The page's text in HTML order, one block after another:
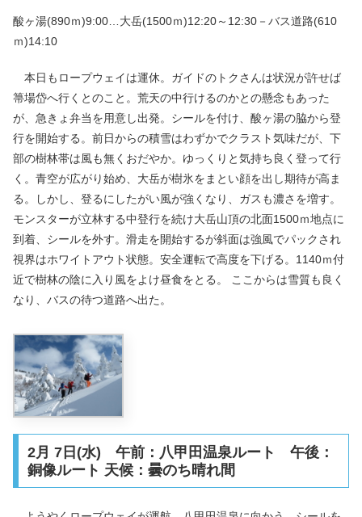
酸ヶ湯(890ｍ)9:00…大岳(1500ｍ)12:20～12:30－バス道路(610
ｍ)14:10
本日もロープウェイは運休。ガイドのトクさんは状況が許せば
箒場岱へ行くとのこと。荒天の中行けるのかとの懸念もあった
が、急きょ弁当を用意し出発。シールを付け、酸ヶ湯の脇から登
行を開始する。前日からの積雪はわずかでクラスト気味だが、下
部の樹林帯は風も無くおだやか。ゆっくりと気持ち良く登って行
く。青空が広がり始め、大岳が樹氷をまとい顔を出し期待が高ま
る。しかし、登るにしたがい風が強くなり、ガスも濃さを増す。
モンスターが立林する中登行を続け大岳山頂の北面1500ｍ地点に
到着、シールを外す。滑走を開始するが斜面は強風でパックされ
視界はホワイトアウト状態。安全運転で高度を下げる。1140ｍ付
近で樹林の陰に入り風をよけ昼食をとる。 ここからは雪質も良く
なり、バスの待つ道路へ出た。
2月 7日(水) 午前：八甲田温泉ルート 午後：
銅像ルート 天候：曇のち晴れ間